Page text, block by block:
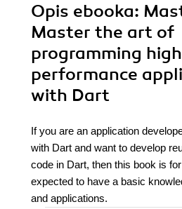
Opis ebooka:
Master the art of
programming
performance
with Dart
If you are an application
with Dart and want to develop
code in Dart, then this book is
expected to have a basic
and applications.